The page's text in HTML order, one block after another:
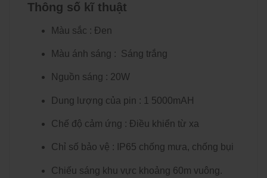
Thông số kĩ thuật
Màu sắc : Đen
Màu ánh sáng : Sáng trắng
Nguồn sáng : 20W
Dung lượng của pin : 1 5000mAH
Chế độ cảm ứng : Điều khiển từ xa
Chỉ số bảo vệ : IP65 chống mưa, chống bụi
Chiếu sáng khu vực khoảng 60m vuông.